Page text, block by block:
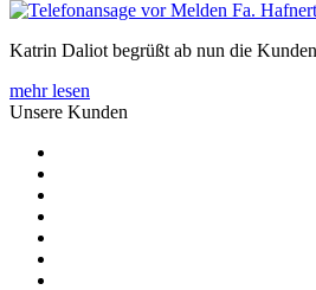
Katrin Daliot begrüßt ab nun die
mehr lesen
Unsere Kunden